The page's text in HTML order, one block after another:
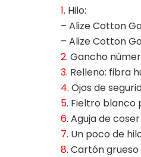
1. Hilo:
– Alize Cotton
– Alize Cotton
2. Gancho
3. Relleno: fibra
4. Ojos de
5. Fieltro blanco
6. Aguja de
7. Un poco de
8. Cartón